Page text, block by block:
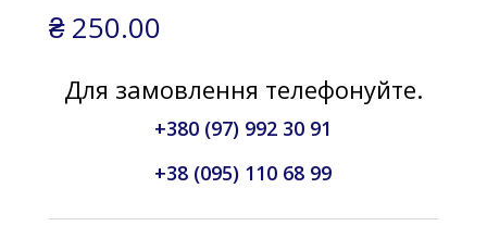
₴250.00
Для замовлення телефонуйте.
+380 (97) 992 30 91
+38 (095) 110 68 99